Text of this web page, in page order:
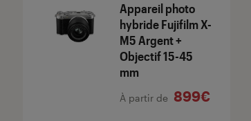
Appareil photo
hybride Fujifilm X-
M5 Argent +
Objectif 15-45
mm
À partir de 899€